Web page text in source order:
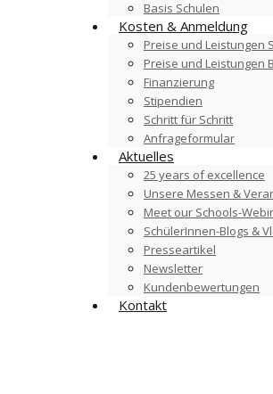
Basis Schulen
Kosten & Anmeldung
Preise und Leistungen
Preise und Leistungen
Finanzierung
Stipendien
Schritt für Schritt
Anfrageformular
Aktuelles
25 years of excellence
Unsere Messen &
Meet our Schools-
SchülerInnen-Blogs &
Presseartikel
Newsletter
Kundenbewertungen
Kontakt